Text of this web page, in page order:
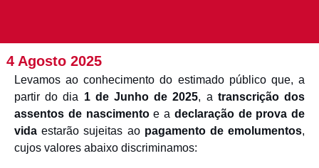
4 Agosto 2025
Levamos ao conhecimento do estimado público que, a
partir do dia 1 de Junho de 2025, a transcrição dos
assentos de nascimentoe a declaração de prova de
vida estarão sujeitas ao pagamento de emolumentos,
cujos valores abaixo discriminamos: